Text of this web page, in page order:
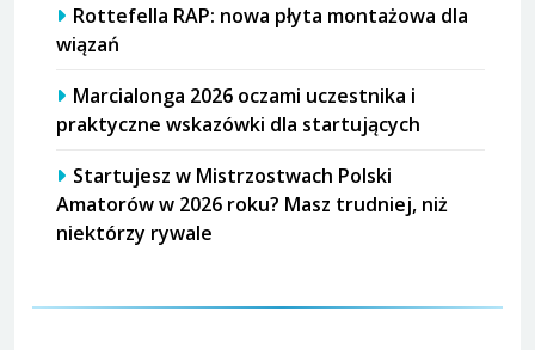
Rottefella RAP: nowa płyta montażowa dla
wiązań
Marcialonga 2026 oczami uczestnika i
praktyczne wskazówki dla startujących
Startujesz w Mistrzostwach Polski
Amatorów w 2026 roku? Masz trudniej, niż
niektórzy rywale